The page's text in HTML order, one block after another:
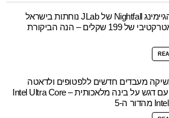
אוזניות הגיימינג Nightfall של JLab נוחתות בישראל
במחיר אטרקטיבי של 199 שקלים – הנה הביקורת
מעבדים חדשים ללפטופים ולדאטה
סנטרים עם דגש על בינה מלאכותית – Intel Ultra Core